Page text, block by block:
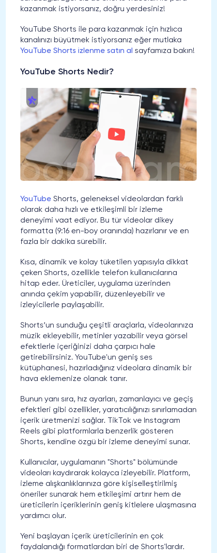
kazanmak istiyorsanız, doğru yerdesiniz!
YouTube Shorts ile para kazanmak için hızlıca
kanalınızı büyütmek istiyorsanız eğer mutlaka
YouTube Shorts izlenme satın al sayfamıza bakın!
YouTube Shorts Nedir?
YouTube Shorts, geleneksel videolardan farklı
olarak daha hızlı ve etkileşimli bir izleme
deneyimi vaat ediyor. Bu tür videolar dikey
formatta (9:16 en-boy oranında) hazırlanır ve en
fazla bir dakika sürebilir.
Kısa, dinamik ve kolay tüketilen yapısıyla dikkat
çeken Shorts, özellikle telefon kullanıcılarına
hitap eder. Üreticiler, uygulama üzerinden
anında çekim yapabilir, düzenleyebilir ve
izleyicilerle paylaşabilir.
Shorts’un sunduğu çeşitli araçlarla, videolarınıza
müzik ekleyebilir, metinler yazabilir veya görsel
efektlerle içeriğinizi daha çarpıcı hale
getirebilirsiniz. YouTube'un geniş ses
kütüphanesi, hazırladığınız videolara dinamik bir
hava eklemenize olanak tanır.
Bunun yanı sıra, hız ayarları, zamanlayıcı ve geçiş
efektleri gibi özellikler, yaratıcılığınızı sınırlamadan
içerik üretmenizi sağlar. TikTok ve Instagram
Reels gibi platformlarla benzerlik gösteren
Shorts, kendine özgü bir izleme deneyimi sunar.
Kullanıcılar, uygulamanın "Shorts" bölümünde
videoları kaydırarak kolayca izleyebilir. Platform,
izleme alışkanlıklarınıza göre kişiselleştirilmiş
öneriler sunarak hem etkileşimi artırır hem de
üreticilerin içeriklerinin geniş kitlelere ulaşmasına
yardımcı olur.
Yeni başlayan içerik üreticilerinin en çok
faydalandığı formatlardan biri de Shorts'lardır.